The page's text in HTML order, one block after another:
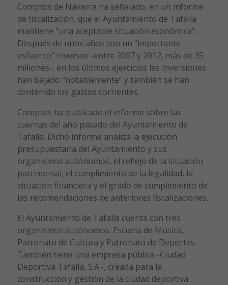
Comptos de Navarra ha señalado, en un informe
de fiscalización, que el Ayuntamiento de Tafalla
mantiene “una aceptable situación económica”.
Después de unos años con un “importante
esfuerzo” inversor -entre 2007 y 2012, más de 35
millones-, en los últimos ejercicios las inversiones
han bajado “notablemente” y también se han
contenido los gastos corrientes.
Comptos ha publicado el informe sobre las
cuentas del año pasado del Ayuntamiento de
Tafalla. Dicho informe analiza la ejecución
presupuestaria del Ayuntamiento y sus
organismos autónomos, el reflejo de la situación
patrimonial, el cumplimiento de la legalidad, la
situación financiera y el grado de cumplimiento de
las recomendaciones de anteriores fiscalizaciones.
El Ayuntamiento de Tafalla cuenta con tres
organismos autónomos: Escuela de Música,
Patronato de Cultura y Patronato de Deportes.
También tiene una empresa pública -Ciudad
Deportiva Tafalla, S.A.-, creada para la
construcción y gestión de la ciudad deportiva.